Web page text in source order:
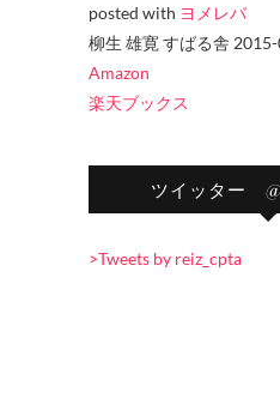
posted with ヨメレバ
柳生 雄寛 すばる舎
Amazon
楽天ブックス
ツイッター
>Tweets by reiz_cpta